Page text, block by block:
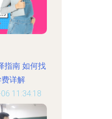
指南 如何找
详解
11:34:18